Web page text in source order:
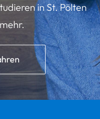
in St. Pölten